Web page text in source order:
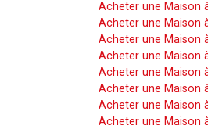
Acheter une Maison
Acheter une Maison
Acheter une Maison
Acheter une Maison
Acheter une Maison
Acheter une Maison
Acheter une Maison
Acheter une Maison